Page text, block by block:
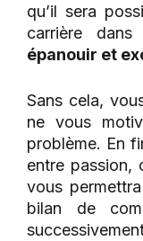
qu’il sera
carrière
épanouir et
Sans cela,
ne vous
problème. En
entre passion,
vous
bilan de